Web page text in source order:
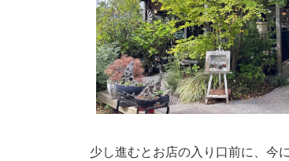
少し進むとお店の入り口前に、今